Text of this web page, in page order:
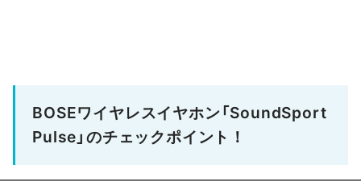
BOSEワイヤレスイヤホン「SoundSport
Pulse」のチェックポイント！